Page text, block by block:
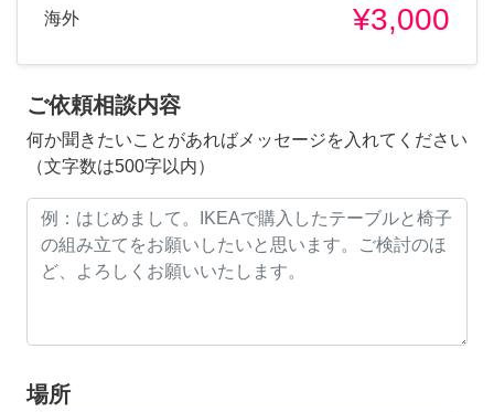
海外 ¥3,000
ご依頼相談内容
何か聞きたいことがあればメッセージを入れてください
（文字数は500字以内）
場所